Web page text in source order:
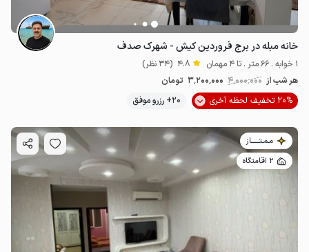
خانه مبله در برج فروردین کیش - شهرک صدف
1 خوابه . 66 متر . تا 4 مهمان 4.8 (34 نظر)
هر شب از 4٬000٬000 3٬200٬000 تومان
20% تخفیف لحظه آخری
20+ رزرو موفق
مـمـتــــــاز
2 اقامتگاه